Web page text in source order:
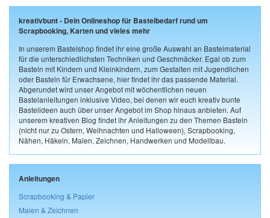
kreativbunt - Dein Onlineshop für Bastelbedarf rund um
Scrapbooking, Karten und vieles mehr
In unserem Bastelshop findet ihr eine große Auswahl an Bastelmaterial
für die unterschiedlichsten Techniken und Geschmäcker. Egal ob zum
Basteln mit Kindern und Kleinkindern, zum Gestalten mit Jugendlichen
oder Basteln für Erwachsene, hier findet ihr das passende Material.
Abgerundet wird unser Angebot mit wöchentlichen neuen
Bastelanleitungen inklusive Video, bei denen wir euch kreativ bunte
Bastelideen auch über unser Angebot im Shop hinaus anbieten. Auf
unserem kreativen Blog findet ihr Anleitungen zu den Themen Basteln
(nicht nur zu Ostern, Weihnachten und Halloween), Scrapbooking,
Nähen, Häkeln, Malen, Zeichnen, Handwerken und Modellbau.
Anleitungen
Scrapbooking & Papier
Malen & Zeichnen